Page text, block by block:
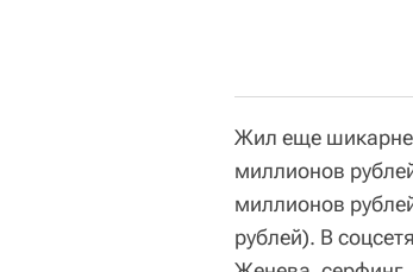
Жил еще
миллионов
миллионов
рублей). В